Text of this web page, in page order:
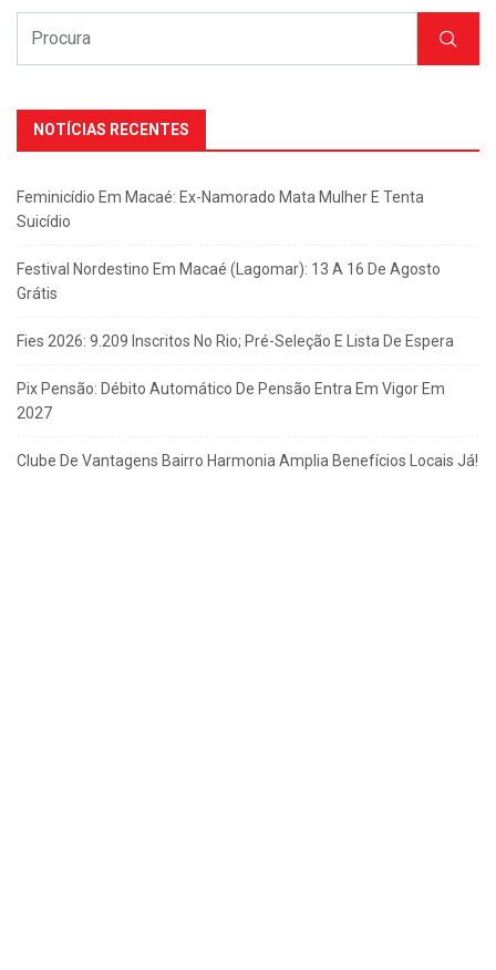
NOTÍCIAS RECENTES
Feminicídio Em Macaé: Ex-Namorado Mata Mulher E Tenta
Suicídio
Festival Nordestino Em Macaé (Lagomar): 13 A 16 De Agosto
Grátis
Fies 2026: 9.209 Inscritos No Rio; Pré-Seleção E Lista De Espera
Pix Pensão: Débito Automático De Pensão Entra Em Vigor Em
2027
Clube De Vantagens Bairro Harmonia Amplia Benefícios Locais Já!